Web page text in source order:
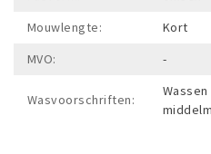
Mouwlengte:
Kort
MVO:
-
Wasvoorschriften: